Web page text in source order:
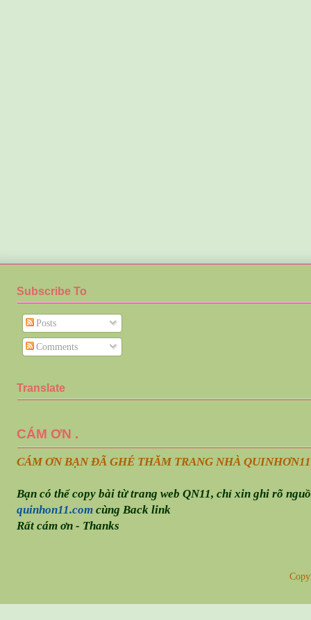
Subscribe To
Posts
Comments
Translate
CÁM ƠN .
CÁM ƠN BẠN ĐÃ GHÉ THĂM TRANG NHÀ QUINHƠN
Bạn có thể copy bài từ trang web QN11, chỉ xin ghi rõ
quinhon11.comcùng Back link
Rất cám ơn - Thanks